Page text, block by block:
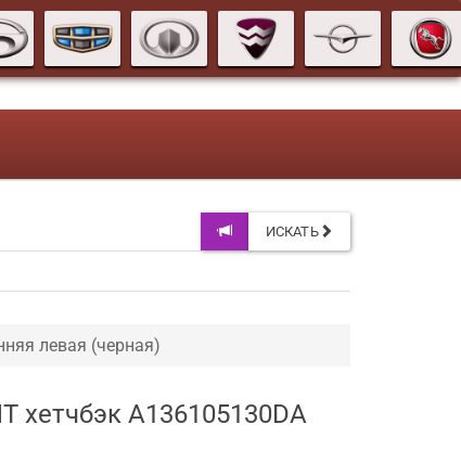
ИСКАТЬ
левая (черная)
хетчбэк A136105130DA